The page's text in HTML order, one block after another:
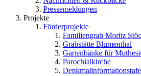
Pressemeldungen
Projekte
Förderprojekte
Familiengrab Moritz
Grabstätte Blumenthal
Gartenbänke für
Parochialkirche